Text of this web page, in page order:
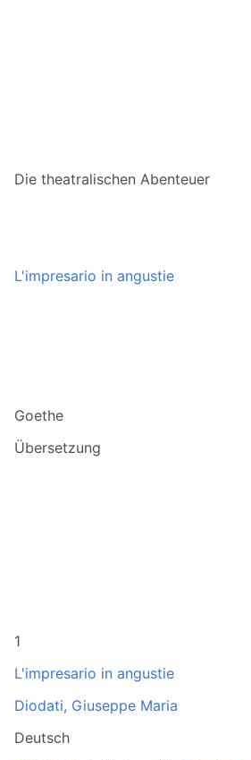
Die theatralischen Abenteuer
L'impresario in angustie
Goethe
Übersetzung
1
L'impresario in angustie
Diodati, Giuseppe Maria
Deutsch